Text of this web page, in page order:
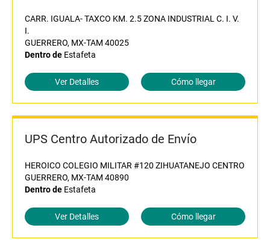
CARR. IGUALA- TAXCO KM. 2.5 ZONA INDUSTRIAL C. I. V.
I.
GUERRERO, MX-TAM 40025
Dentro de Estafeta
Ver Detalles Cómo llegar
UPS Centro Autorizado de Envío
HEROICO COLEGIO MILITAR #120 ZIHUATANEJO CENTRO
GUERRERO, MX-TAM 40890
Dentro de Estafeta
Ver Detalles Cómo llegar